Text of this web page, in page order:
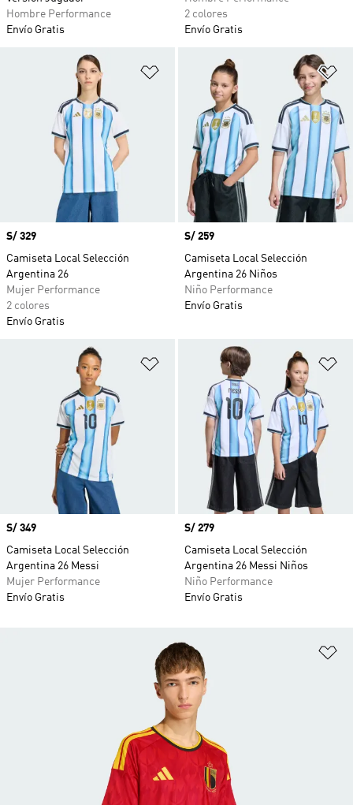
Hombre Performance
Envío Gratis
2 colores
Envío Gratis
Añadir a la lista de deseos
Precio
S/ 329
Camiseta Local Selección
Argentina 26
Mujer Performance
2 colores
Envío Gratis
Precio
S/ 259
Camiseta Local Selección
Argentina 26 Niños
Niño Performance
Envío Gratis
Añadir a la lista de deseos
Precio
S/ 349
Camiseta Local Selección
Argentina 26 Messi
Mujer Performance
Envío Gratis
Precio
S/ 279
Camiseta Local Selección
Argentina 26 Messi Niños
Niño Performance
Envío Gratis